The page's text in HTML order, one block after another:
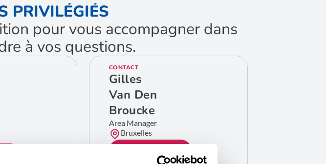
PRIVILÉGIÉS
pour vous accompagner dans
à vos questions.
CONTACT
Gilles
Van Den
Broucke
Area Manager
Bruxelles